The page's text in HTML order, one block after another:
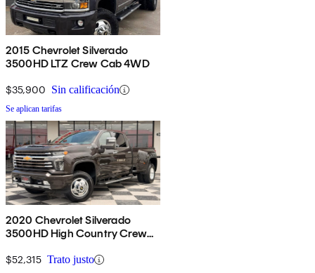
2015 Chevrolet Silverado
3500HD LTZ Crew Cab 4WD
$35,900 Sin calificación
Se aplican tarifas
2020 Chevrolet Silverado
3500HD High Country Crew
$52,315 Trato justo